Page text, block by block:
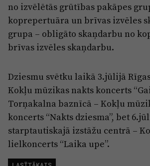
no izvēlētās grūtības pakāpes
koprepertuāra un brīvas izvēles
grupa – obligāto skaņdarbu no
brīvas izvēles skaņdarbu.
Dziesmu svētku laikā 3.jūlijā
Kokļu mūzikas nakts koncerts
Torņakalna baznīcā – Kokļu
koncerts “Nakts dziesma”, bet
starptautiskajā izstāžu centrā –
lielkoncerts “Laika upe”.